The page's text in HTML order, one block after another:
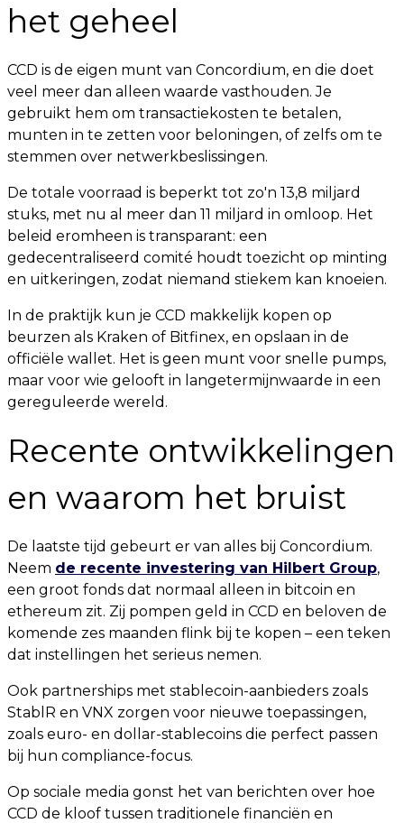
het geheel
CCD is de eigen munt van Concordium, en die doet
veel meer dan alleen waarde vasthouden. Je
gebruikt hem om transactiekosten te betalen,
munten in te zetten voor beloningen, of zelfs om te
stemmen over netwerkbeslissingen.
De totale voorraad is beperkt tot zo'n 13,8 miljard
stuks, met nu al meer dan 11 miljard in omloop. Het
beleid eromheen is transparant: een
gedecentraliseerd comité houdt toezicht op minting
en uitkeringen, zodat niemand stiekem kan knoeien.
In de praktijk kun je CCD makkelijk kopen op
beurzen als Kraken of Bitfinex, en opslaan in de
officiële wallet. Het is geen munt voor snelle pumps,
maar voor wie gelooft in langetermijnwaarde in een
gereguleerde wereld.
Recente ontwikkelingen
en waarom het bruist
De laatste tijd gebeurt er van alles bij Concordium.
Neem de recente investering van Hilbert Group,
een groot fonds dat normaal alleen in bitcoin en
ethereum zit. Zij pompen geld in CCD en beloven de
komende zes maanden flink bij te kopen – een teken
dat instellingen het serieus nemen.
Ook partnerships met stablecoin-aanbieders zoals
StablR en VNX zorgen voor nieuwe toepassingen,
zoals euro- en dollar-stablecoins die perfect passen
bij hun compliance-focus.
Op sociale media gonst het van berichten over hoe
CCD de kloof tussen traditionele financiën en